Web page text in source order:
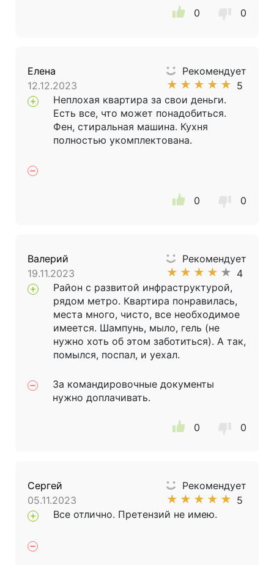
0 0
Елена
12.12.2023
Рекомендует
★ ★ ★ ★ ★ 5
Неплохая квартира за свои деньги.
Есть все, что может понадобиться.
Фен, стиральная машина. Кухня
полностью укомплектована.
0 0
Валерий
19.11.2023
Рекомендует
★ ★ ★ ★ ★ 4
Район с развитой инфраструктурой,
рядом метро. Квартира понравилась,
места много, чисто, все необходимое
имеется. Шампунь, мыло, гель (не
нужно хоть об этом заботиться). А так,
помылся, поспал, и уехал.
За командировочные документы
нужно доплачивать.
0 0
Сергей
05.11.2023
Рекомендует
★ ★ ★ ★ ★ 5
Все отлично. Претензий не имею.